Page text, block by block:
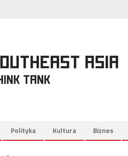
Polityka Kultura Biznes